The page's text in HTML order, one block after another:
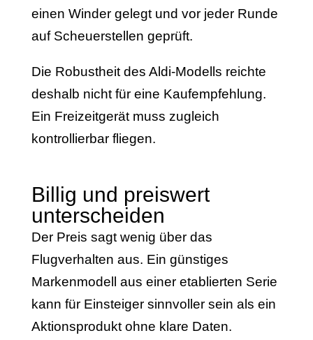
einen Winder gelegt und vor jeder Runde
auf Scheuerstellen geprüft.
Die Robustheit des Aldi-Modells reichte
deshalb nicht für eine Kaufempfehlung.
Ein Freizeitgerät muss zugleich
kontrollierbar fliegen.
Billig und preiswert
unterscheiden
Der Preis sagt wenig über das
Flugverhalten aus. Ein günstiges
Markenmodell aus einer etablierten Serie
kann für Einsteiger sinnvoller sein als ein
Aktionsprodukt ohne klare Daten.